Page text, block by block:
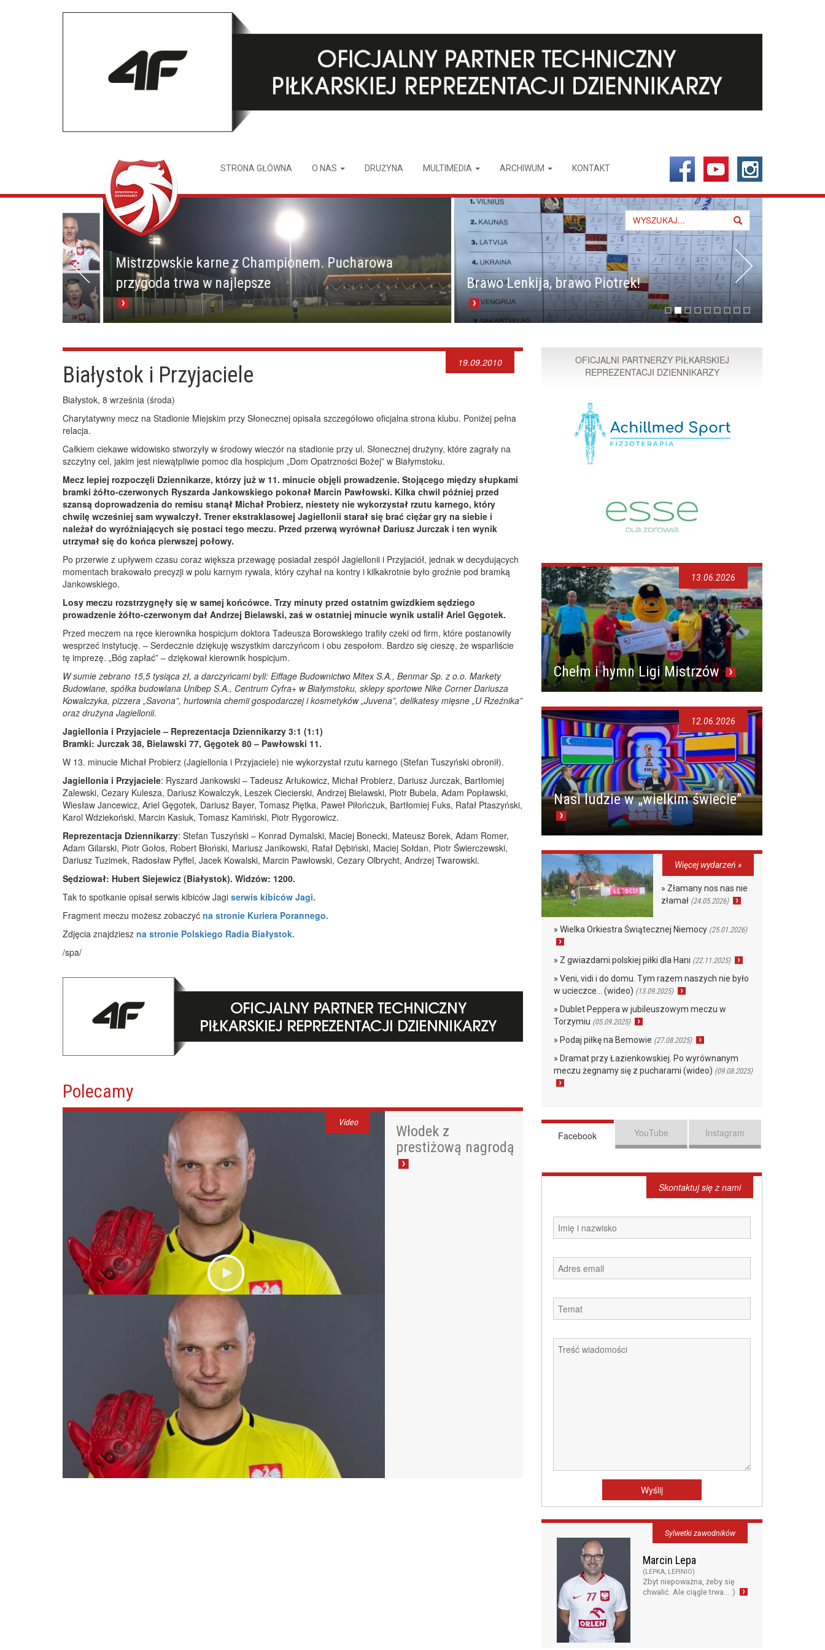
STRONA GŁÓWNA O NAS DRUŻYNA MULTIMEDIA ARCHIWUM KONTAKT
Search
for
Mistrzowskie karne z Championem. Pucharowa
przygoda trwa w najlepsze
Brawo Lenkija, brawo Piotrek!
19.09.2010
Białystok i Przyjaciele
Białystok, 8 września (środa)
Charytatywny mecz na Stadionie Miejskim przy Słonecznej opisała szczegółowo oficjalna strona klubu. Poniżej pełna
relacja.
Całkiem ciekawe widowisko stworzyły w środowy wieczór na stadionie przy ul. Słonecznej drużyny, które zagrały na
szczytny cel, jakim jest niewątpliwie pomoc dla hospicjum „Dom Opatrzności Bożej” w Białymstoku.
Mecz lepiej rozpoczęli Dziennikarze, którzy już w 11. minucie objęli prowadzenie. Stojącego między słupkami
bramki żółto-czerwonych Ryszarda Jankowskiego pokonał Marcin Pawłowski. Kilka chwil później przed
szansą doprowadzenia do remisu stanął Michał Probierz, niestety nie wykorzystał rzutu karnego, który
chwilę wcześniej sam wywalczył. Trener ekstraklasowej Jagiellonii starał się brać ciężar gry na siebie i
należał do wyróżniających się postaci tego meczu. Przed przerwą wyrównał Dariusz Jurczak i ten wynik
utrzymał się do końca pierwszej połowy.
Po przerwie z upływem czasu coraz większa przewagę posiadał zespół Jagiellonii i Przyjaciół, jednak w decydujących
momentach brakowało precyzji w polu karnym rywala, który czyhał na kontry i kilkakrotnie było groźnie pod bramką
Jankowskiego.
Losy meczu rozstrzygnęły się w samej końcówce. Trzy minuty przed ostatnim gwizdkiem sędziego
prowadzenie żółto-czerwonym dał Andrzej Bielawski, zaś w ostatniej minucie wynik ustalił Ariel Gęgotek.
Przed meczem na ręce kierownika hospicjum doktora Tadeusza Borowskiego trafiły czeki od firm, które postanowiły
wesprzeć instytucję. – Serdecznie dziękuję wszystkim darczyńcom i obu zespołom. Bardzo się cieszę, że wsparliście
tę imprezę. „Bóg zapłać” – dziękował kierownik hospicjum.
W sumie zebrano 15,5 tysiąca zł, a darczyńcami byli: Eiffage Budownictwo Mitex S.A., Benmar Sp. z o.o. Markety
Budowlane, spółka budowlana Unibep S.A., Centrum Cyfra+ w Białymstoku, sklepy sportowe Nike Corner Dariusza
Kowalczyka, pizzera „Savona”, hurtownia chemii gospodarczej i kosmetyków „Juvena”, delikatesy mięsne „U Rzeźnika”
oraz drużyna Jagiellonii.
Jagiellonia i Przyjaciele – Reprezentacja Dziennikarzy 3:1 (1:1)
Bramki: Jurczak 38, Bielawski 77, Gęgotek 80 – Pawłowski 11.
W 13. minucie Michał Probierz (Jagiellonia i Przyjaciele) nie wykorzystał rzutu karnego (Stefan Tuszyński obronił).
Jagiellonia i Przyjaciele: Ryszard Jankowski – Tadeusz Arłukowicz, Michał Probierz, Dariusz Jurczak, Bartłomiej
Zalewski, Cezary Kulesza, Dariusz Kowalczyk, Leszek Ciecierski, Andrzej Bielawski, Piotr Bubela, Adam Popławski,
Wiesław Jancewicz, Ariel Gęgotek, Dariusz Bayer, Tomasz Piętka, Paweł Piłończuk, Bartłomiej Fuks, Rafał Ptaszyński,
Karol Wdziekoński, Marcin Kasiuk, Tomasz Kamiński, Piotr Rygorowicz.
Reprezentacja Dziennikarzy: Stefan Tuszyński – Konrad Dymalski, Maciej Bonecki, Mateusz Borek, Adam Romer,
Adam Gilarski, Piotr Gołos, Robert Błoński, Mariusz Janikowski, Rafał Dębiński, Maciej Sołdan, Piotr Świerczewski,
Dariusz Tuzimek, Radosław Pyffel, Jacek Kowalski, Marcin Pawłowski, Cezary Olbrycht, Andrzej Twarowski.
Sędziował: Hubert Siejewicz (Białystok). Widzów: 1200.
Tak to spotkanie opisał serwis kibiców Jagi serwis kibiców Jagi.
Fragment meczu możesz zobaczyć na stronie Kuriera Porannego.
Zdjęcia znajdziesz na stronie Polskiego Radia Białystok.
/spa/
Polecamy
Video
Włodek z
prestiżową nagrodą
OFICJALNI PARTNERZY PIŁKARSKIEJ
REPREZENTACJI DZIENNIKARZY
Chełm i hymn Ligi Mistrzów
13.06.2026
Nasi ludzie w „wielkim świecie”
12.06.2026
Więcej wydarzeń »
» Złamany nos nas nie
złamał (24.05.2026)
» Wielka Orkiestra Świątecznej Niemocy (25.01.2026)
» Z gwiazdami polskiej piłki dla Hani (22.11.2025)
» Veni, vidi i do domu. Tym razem naszych nie było
w ucieczce… (wideo) (13.09.2025)
» Dublet Peppera w jubileuszowym meczu w
Torzymiu (05.09.2025)
» Podaj piłkę na Bemowie (27.08.2025)
» Dramat przy Łazienkowskiej. Po wyrównanym
meczu żegnamy się z pucharami (wideo) (09.08.2025)
Facebook YouTube Instagram
Skontaktuj się z nami
Marcin Lepa
(LEPKA, LEPINIO)
Zbyt niepoważna, żeby się
chwalić. Ale ciągle trwa... :)
Sylwetki zawodników